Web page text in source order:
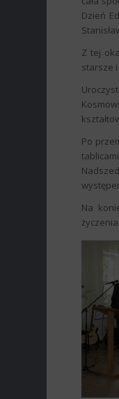
Dzień
Z tej
starsze
Po
Na